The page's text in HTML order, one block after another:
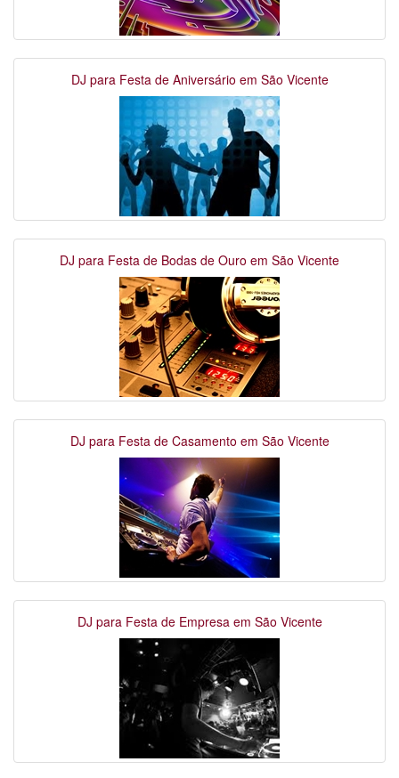
DJ para Festa de Aniversário em São Vicente
DJ para Festa de Bodas de Ouro em São Vicente
DJ para Festa de Casamento em São Vicente
DJ para Festa de Empresa em São Vicente